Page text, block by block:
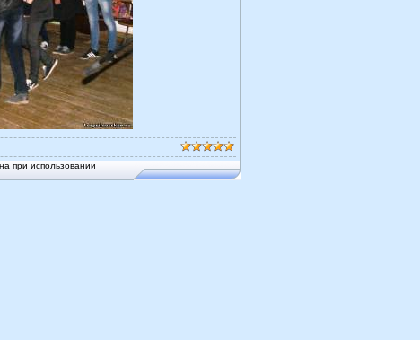
при использовании